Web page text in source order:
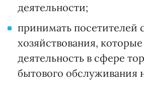
деятельности;
принимать посетителей
хозяйствования,
деятельность в сфере
бытового обслуживания